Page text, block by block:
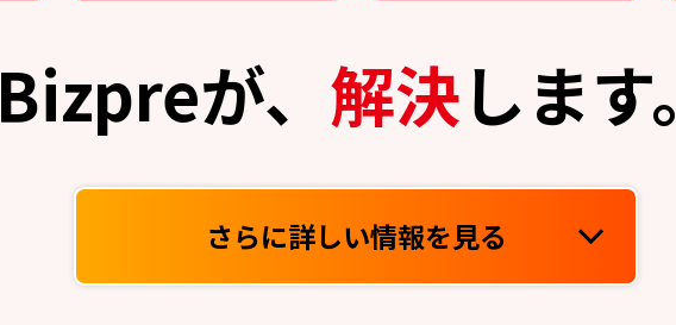
Bizpreが、 解決します。
さらに詳しい情報を見る